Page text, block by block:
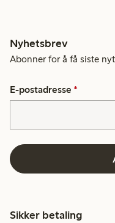
Nyhetsbrev
Abonner for å få siste
E-postadresse *
Sikker betaling